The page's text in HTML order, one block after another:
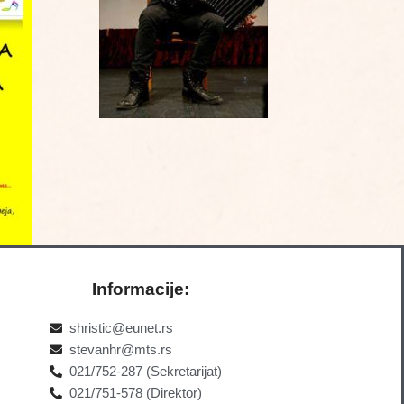
Informacije:
shristic@eunet.rs
stevanhr@mts.rs
021/752-287 (Sekretarijat)
021/751-578 (Direktor)